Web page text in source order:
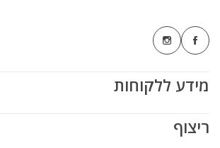
מידע ללקוחות
ריצוף